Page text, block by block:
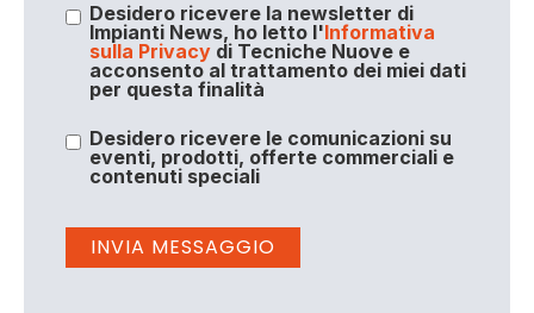
Desidero ricevere la newsletter di
Impianti News, ho letto l'Informativa
sulla Privacydi Tecniche Nuove e
acconsento al trattamento dei miei dati
per questa finalità
Desidero ricevere le comunicazioni su
eventi, prodotti, offerte commerciali e
contenuti speciali